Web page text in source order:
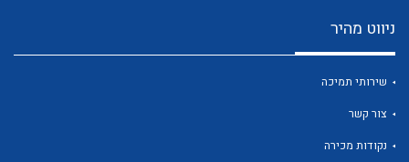
ניווט מהיר
שירותי תמיכה
צור קשר
נקודות מכירה